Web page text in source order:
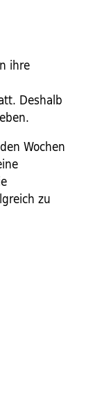
ihre
Deshalb
Wochen
zu